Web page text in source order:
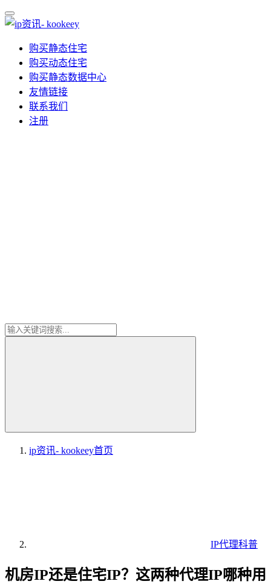
购买静态住宅
购买动态住宅
购买静态数据中心
友情链接
联系我们
注册
ip资讯- kookeey首页
IP代理科普
机房IP还是住宅IP？这两种代理IP哪种用